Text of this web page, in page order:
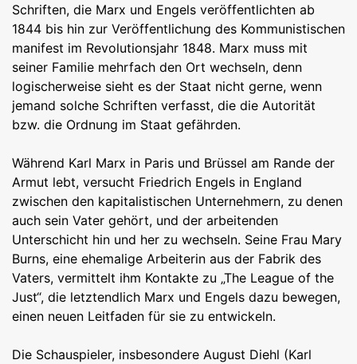
Schriften, die Marx und Engels veröffentlichten ab
1844 bis hin zur Veröffentlichung des Kommunistischen
manifest im Revolutionsjahr 1848. Marx muss mit
seiner Familie mehrfach den Ort wechseln, denn
logischerweise sieht es der Staat nicht gerne, wenn
jemand solche Schriften verfasst, die die Autorität
bzw. die Ordnung im Staat gefährden.
Während Karl Marx in Paris und Brüssel am Rande der
Armut lebt, versucht Friedrich Engels in England
zwischen den kapitalistischen Unternehmern, zu denen
auch sein Vater gehört, und der arbeitenden
Unterschicht hin und her zu wechseln. Seine Frau Mary
Burns, eine ehemalige Arbeiterin aus der Fabrik des
Vaters, vermittelt ihm Kontakte zu „The League of the
Just“, die letztendlich Marx und Engels dazu bewegen,
einen neuen Leitfaden für sie zu entwickeln.
Die Schauspieler, insbesondere August Diehl (Karl